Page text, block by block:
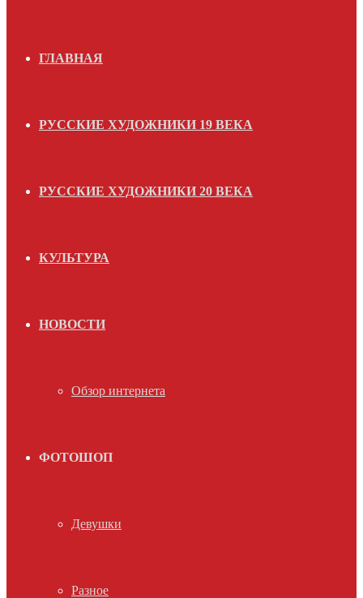
ГЛАВНАЯ
РУССКИЕ ХУДОЖНИКИ 19 ВЕКА
РУССКИЕ ХУДОЖНИКИ 20 ВЕКА
КУЛЬТУРА
НОВОСТИ
Обзор интернета
ФОТОШОП
Девушки
Разное